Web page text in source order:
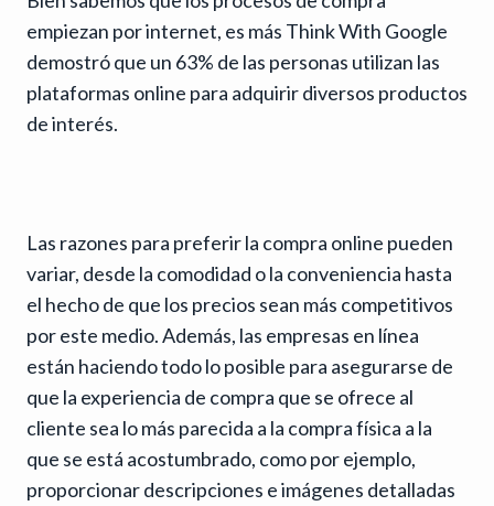
empiezan por internet, es más Think With Google
demostró que un 63% de las personas utilizan las
plataformas online para adquirir diversos productos
de interés.
Las razones para preferir la compra online pueden
variar, desde la comodidad o la conveniencia hasta
el hecho de que los precios sean más competitivos
por este medio. Además, las empresas en línea
están haciendo todo lo posible para asegurarse de
que la experiencia de compra que se ofrece al
cliente sea lo más parecida a la compra física a la
que se está acostumbrado, como por ejemplo,
proporcionar descripciones e imágenes detalladas